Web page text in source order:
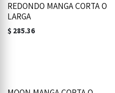
REDONDO MANGA CORTA O
LARGA
$ 285.36